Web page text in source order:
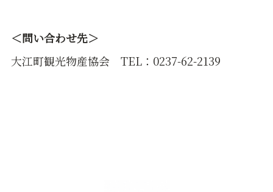
＜問い合わせ先＞
大江町観光物産協会 TEL：0237-62-2139